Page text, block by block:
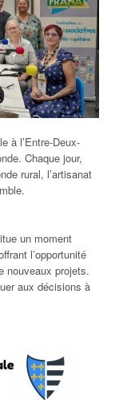
à l’Entre-Deux-
Chaque jour,
rural, l’artisanat
un moment
l’opportunité
nouveaux projets.
aux décisions à